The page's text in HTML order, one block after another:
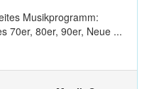
Musikprogramm:
70er, 80er, 90er, Neue ...